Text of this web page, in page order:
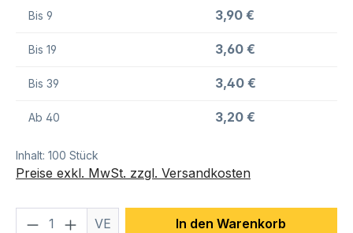
Bis 9 3,90 €
Bis 19 3,60 €
Bis 39 3,40 €
Ab 40 3,20 €
Inhalt: 100 Stück
Preise exkl. MwSt. zzgl. Versandkosten
Produkt Anzahl: Gib den
VE In den Warenkorb